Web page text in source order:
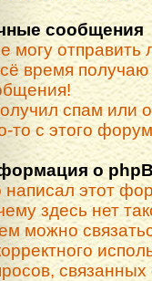
сообщения
могу
время
спам или
то с этого
о
написал этот
здесь нет
можно